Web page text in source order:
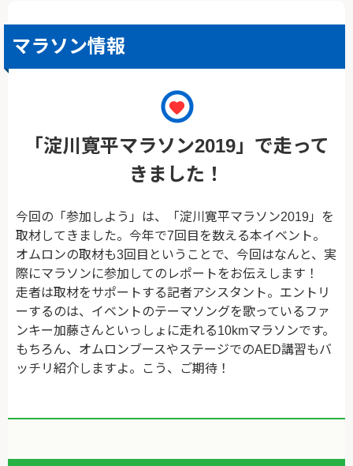
マラソン情報
「淀川寛平マラソン2019」で走って
きました！
今回の「参加しよう」は、「淀川寛平マラソン2019」を
取材してきました。今年で7回目を数える本イベント。
オムロンの取材も3回目ということで、今回はなんと、実
際にマラソンに参加してのレポートをお伝えします！
走者は取材をサポートする記者アシスタント。エントリ
ーするのは、イベントのテーマソングを歌っているファ
ンキー加藤さんといっしょに走れる10kmマラソンです。
もちろん、オムロンブースやステージでのAED講習もバ
ッチリ紹介しますよ。こう、ご期待！